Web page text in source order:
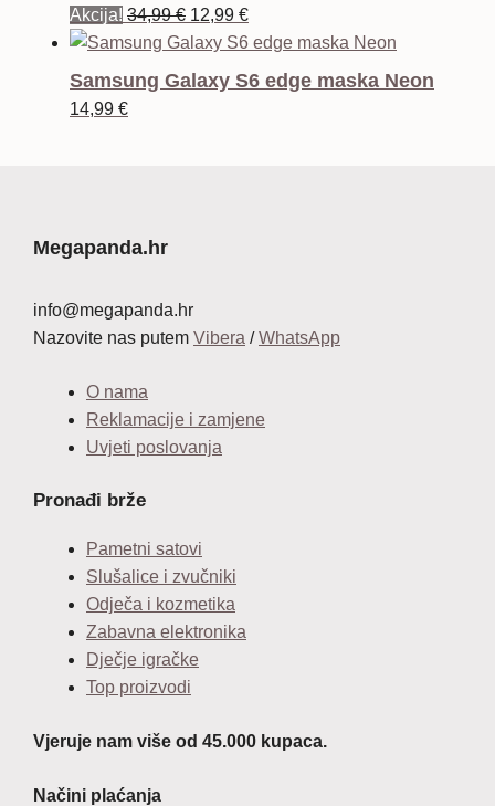
Akcija! 34,99€ Izvorna
cijena
bila
12,99 €Trenutna
cijena
12,99 €.
Samsung Galaxy S6 edge maska Neon
14,99 €
Megapanda.hr
info@megapanda.hr
Nazovite nas putem Vibera /WhatsApp
O nama
Reklamacije i zamjene
Uvjeti poslovanja
Pronađi brže
Pametni satovi
Slušalice i zvučniki
Odječa i kozmetika
Zabavna elektronika
Dječje igračke
Top proizvodi
Vjeruje nam više od 45.000 kupaca.
Načini plaćanja